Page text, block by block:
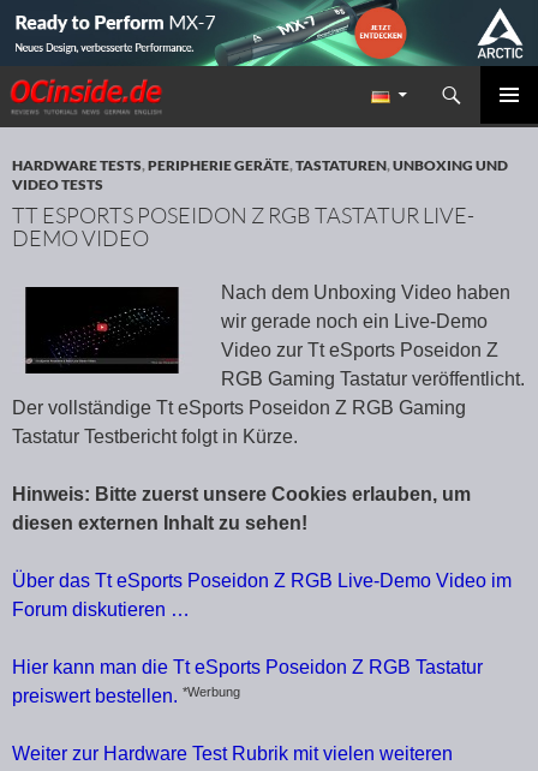
Redaktion ocinside.de PC Hardware Portal
Suchen
ZUM INHALT SPRINGEN
HARDWARE TESTS,PERIPHERIE GERÄTE,TASTATUREN,UNBOXING UND
VIDEO TESTS
TT ESPORTS POSEIDON Z RGB TASTATUR LIVE-
DEMO VIDEO
Nach dem Unboxing Video haben
wir gerade noch ein Live-Demo
Video zur Tt eSports Poseidon Z
RGB Gaming Tastatur veröffentlicht.
Der vollständige Tt eSports Poseidon Z RGB Gaming
Tastatur Testbericht folgt in Kürze.
Hinweis: Bitte zuerst unsere Cookies erlauben, um
diesen externen Inhalt zu sehen!
Über das Tt eSports Poseidon Z RGB Live-Demo Video im
Forum diskutieren …
Hier kann man die Tt eSports Poseidon Z RGB Tastatur
preiswert bestellen. *Werbung
Weiter zur Hardware Test Rubrik mit vielen weiteren